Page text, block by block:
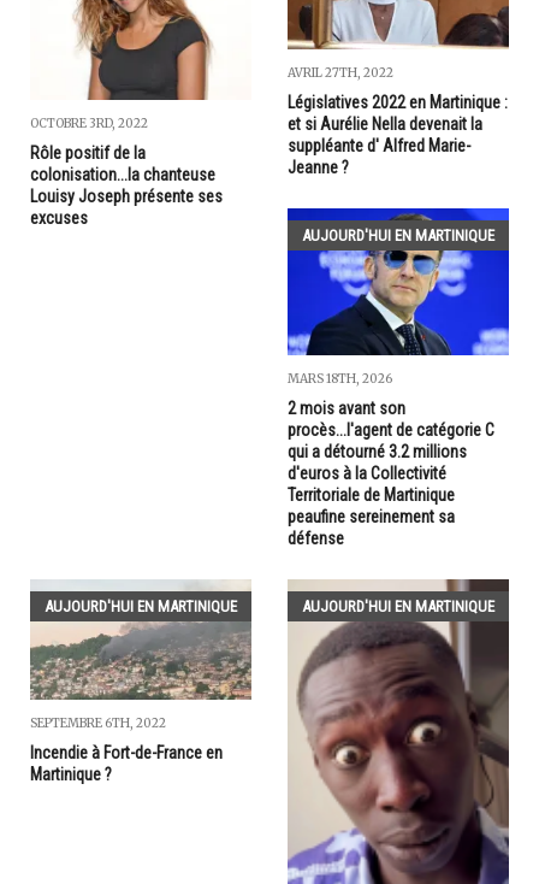
OCTOBRE 3RD, 2022
Rôle positif de la
colonisation...la chanteuse
Louisy Joseph présente ses
excuses
AVRIL 27TH, 2022
Législatives 2022 en Martinique :
et si Aurélie Nella devenait la
suppléante d' Alfred Marie-
Jeanne ?
AUJOURD'HUI EN MARTINIQUE
MARS 18TH, 2026
2 mois avant son
procès...l'agent de catégorie C
qui a détourné 3.2 millions
d'euros à la Collectivité
Territoriale de Martinique
peaufine sereinement sa
défense
AUJOURD'HUI EN MARTINIQUE
SEPTEMBRE 6TH, 2022
Incendie à Fort-de-France en
Martinique ?
AUJOURD'HUI EN MARTINIQUE